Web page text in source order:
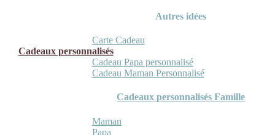
Autres idées
Carte Cadeau
Cadeaux personnalisés
Cadeau Papa personnalisé
Cadeau Maman Personnalisé
Cadeaux personnalisés Famille
Maman
Papa